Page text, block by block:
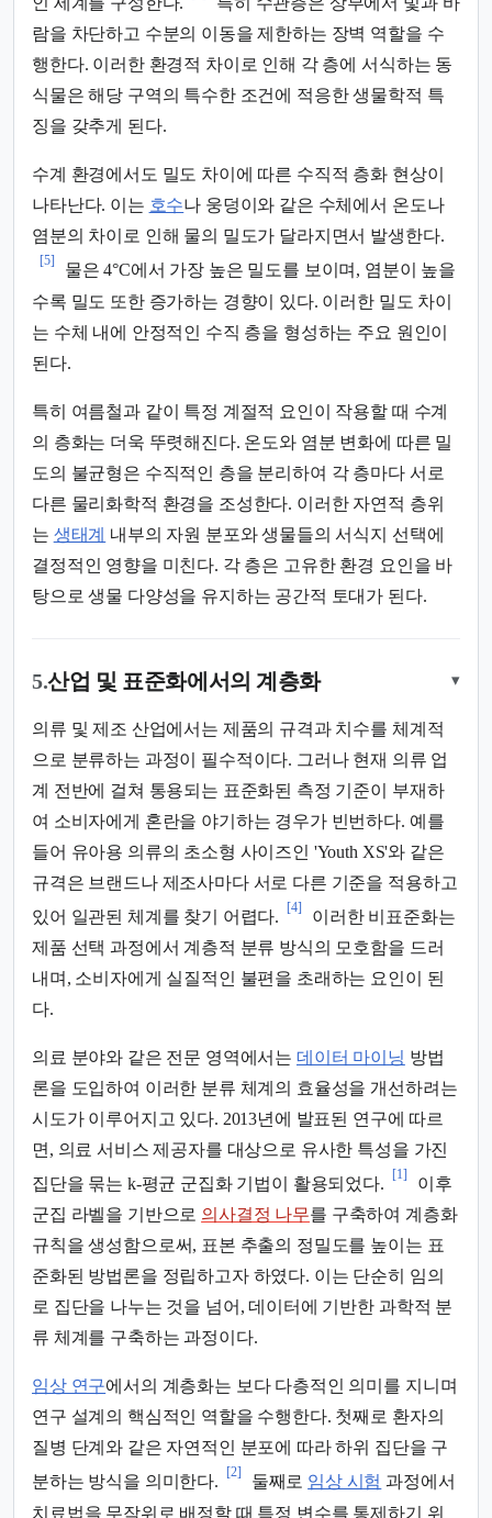
람을 차단하고 수분의 이동을 제한하는 장벽 역할을 수
행한다. 이러한 환경적 차이로 인해 각 층에 서식하는 동
식물은 해당 구역의 특수한 조건에 적응한 생물학적 특
징을 갖추게 된다.
수계 환경에서도 밀도 차이에 따른 수직적 층화 현상이
나타난다. 이는 호수나 웅덩이와 같은 수체에서 온도나
염분의 차이로 인해 물의 밀도가 달라지면서 발생한다.
[5]
물은 4°C에서 가장 높은 밀도를 보이며, 염분이 높을
수록 밀도 또한 증가하는 경향이 있다. 이러한 밀도 차이
는 수체 내에 안정적인 수직 층을 형성하는 주요 원인이
된다.
특히 여름철과 같이 특정 계절적 요인이 작용할 때 수계
의 층화는 더욱 뚜렷해진다. 온도와 염분 변화에 따른 밀
도의 불균형은 수직적인 층을 분리하여 각 층마다 서로
다른 물리화학적 환경을 조성한다. 이러한 자연적 층위
는 생태계 내부의 자원 분포와 생물들의 서식지 선택에
결정적인 영향을 미친다. 각 층은 고유한 환경 요인을 바
탕으로 생물 다양성을 유지하는 공간적 토대가 된다.
5.산업 및 표준화에서의 계층화 ▾
의류 및 제조 산업에서는 제품의 규격과 치수를 체계적
으로 분류하는 과정이 필수적이다. 그러나 현재 의류 업
계 전반에 걸쳐 통용되는 표준화된 측정 기준이 부재하
여 소비자에게 혼란을 야기하는 경우가 빈번하다. 예를
들어 유아용 의류의 초소형 사이즈인 'Youth XS'와 같은
규격은 브랜드나 제조사마다 서로 다른 기준을 적용하고
있어 일관된 체계를 찾기 어렵다.
[4]
이러한 비표준화는
제품 선택 과정에서 계층적 분류 방식의 모호함을 드러
내며, 소비자에게 실질적인 불편을 초래하는 요인이 된
다.
의료 분야와 같은 전문 영역에서는 데이터 마이닝 방법
론을 도입하여 이러한 분류 체계의 효율성을 개선하려는
시도가 이루어지고 있다. 2013년에 발표된 연구에 따르
면, 의료 서비스 제공자를 대상으로 유사한 특성을 가진
집단을 묶는 k-평균 군집화 기법이 활용되었다.
[1]
이후
군집 라벨을 기반으로 의사결정 나무를 구축하여 계층화
규칙을 생성함으로써, 표본 추출의 정밀도를 높이는 표
준화된 방법론을 정립하고자 하였다. 이는 단순히 임의
로 집단을 나누는 것을 넘어, 데이터에 기반한 과학적 분
류 체계를 구축하는 과정이다.
임상 연구에서의 계층화는 보다 다층적인 의미를 지니며
연구 설계의 핵심적인 역할을 수행한다. 첫째로 환자의
질병 단계와 같은 자연적인 분포에 따라 하위 집단을 구
분하는 방식을 의미한다.
[2]
둘째로 임상 시험 과정에서
치료법을 무작위로 배정할 때 특정 변수를 통제하기 위